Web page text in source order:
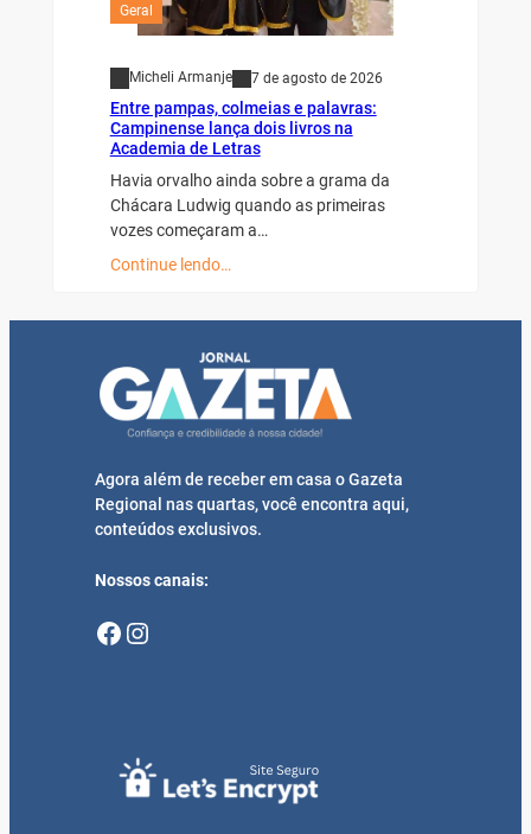
Geral
Micheli Armanje 7 de agosto de 2026
Entre pampas, colmeias e palavras:
Campinense lança dois livros na
Academia de Letras
Havia orvalho ainda sobre a grama da
Chácara Ludwig quando as primeiras
vozes começaram a…
Continue lendo…
Agora além de receber em casa o Gazeta
Regional nas quartas, você encontra aqui,
conteúdos exclusivos.
Nossos canais:
Facebook Instagram